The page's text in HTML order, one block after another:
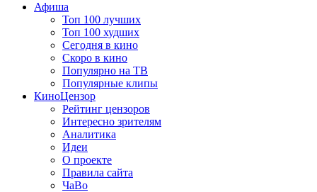
Афиша
Топ 100 лучших
Топ 100 худших
Сегодня в кино
Скоро в кино
Популярно на ТВ
Популярные клипы
КиноЦензор
Рейтинг цензоров
Интересно зрителям
Аналитика
Идеи
О проекте
Правила сайта
ЧаВо